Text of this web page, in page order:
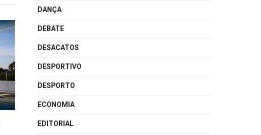
DANÇA
DEBATE
DESACATOS
DESPORTIVO
DESPORTO
ECONOMIA
EDITORIAL